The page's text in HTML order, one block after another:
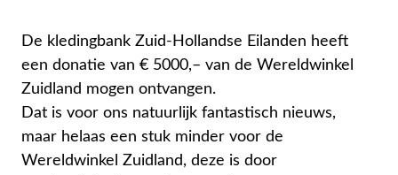
De kledingbank Zuid-Hollandse Eilanden heeft
een donatie van € 5000,– van de Wereldwinkel
Zuidland mogen ontvangen.
Dat is voor ons natuurlijk fantastisch nieuws,
maar helaas een stuk minder voor de
Wereldwinkel Zuidland, deze is door